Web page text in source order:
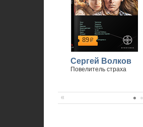
89р
Сергей Волков
Повелитель страха